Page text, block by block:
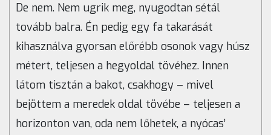
De nem. Nem ugrik meg, nyugodtan sétál
tovább balra. Én pedig egy fa takarását
kihasználva gyorsan előrébb osonok vagy húsz
métert, teljesen a hegyoldal tövéhez. Innen
látom tisztán a bakot, csakhogy – mivel
bejöttem a meredek oldal tövébe – teljesen a
horizonton van, oda nem lőhetek, a nyócas’